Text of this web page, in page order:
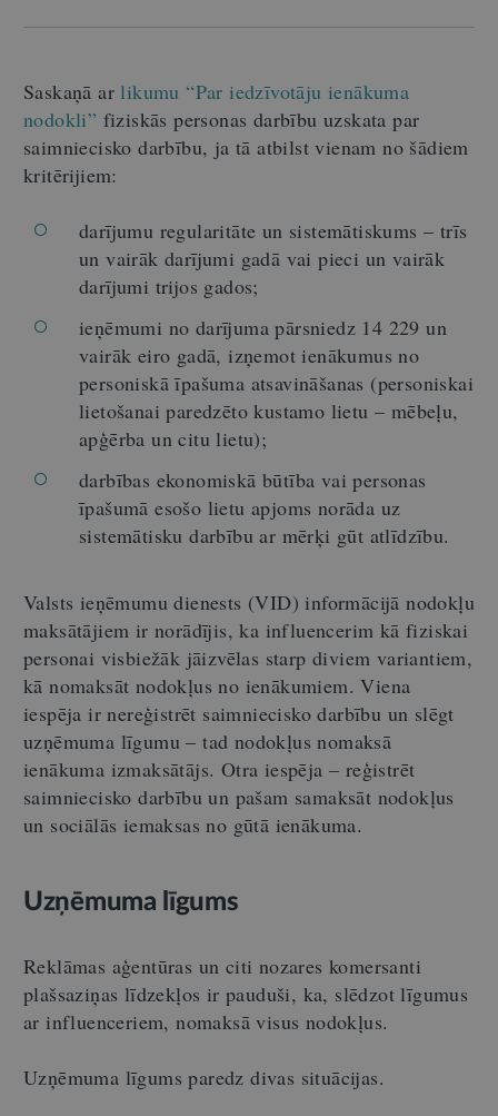
Saskaņā arlikumu “Par iedzīvotāju ienākuma
nodokli” fiziskās personas darbību uzskata par
saimniecisko darbību, ja tā atbilst vienam no šādiem
kritērijiem:
darījumu regularitāte un sistemātiskums – trīs
un vairāk darījumi gadā vai pieci un vairāk
darījumi trijos gados;
ieņēmumi no darījuma pārsniedz 14 229 un
vairāk eiro gadā, izņemot ienākumus no
personiskā īpašuma atsavināšanas (personiskai
lietošanai paredzēto kustamo lietu – mēbeļu,
apģērba un citu lietu);
darbības ekonomiskā būtība vai personas
īpašumā esošo lietu apjoms norāda uz
sistemātisku darbību ar mērķi gūt atlīdzību.
Valsts ieņēmumu dienests (VID) informācijā nodokļu
maksātājiem ir norādījis, ka influencerim kā fiziskai
personai visbiežāk jāizvēlas starp diviem variantiem,
kā nomaksāt nodokļus no ienākumiem. Viena
iespēja ir nereģistrēt saimniecisko darbību un slēgt
uzņēmuma līgumu – tad nodokļus nomaksā
ienākuma izmaksātājs. Otra iespēja – reģistrēt
saimniecisko darbību un pašam samaksāt nodokļus
un sociālās iemaksas no gūtā ienākuma.
Uzņēmuma līgums
Reklāmas aģentūras un citi nozares komersanti
plašsaziņas līdzekļos ir pauduši, ka, slēdzot līgumus
ar influenceriem, nomaksā visus nodokļus.
Uzņēmuma līgums paredz divas situācijas.